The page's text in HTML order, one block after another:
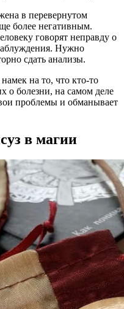
в перевернутом
более негативным.
говорят неправду о
Нужно
сдать анализы.
на то, что кто-то
болезни, на самом деле
проблемы и обманывает
в магии